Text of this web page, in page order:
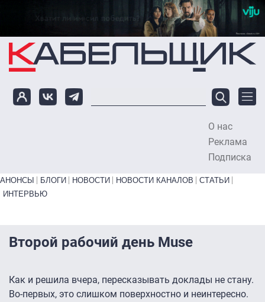
Перейти к основному содержанию
О нас
Реклама
Подписка
Primary links bottom
АНОНСЫ БЛОГИ НОВОСТИ НОВОСТИ КАНАЛОВ
СТАТЬИ
ИНТЕРВЬЮ
Второй рабочий день Muse
Как и решила вчера, пересказывать доклады не стану.
Во-первых, это слишком поверхностно и неинтересно.